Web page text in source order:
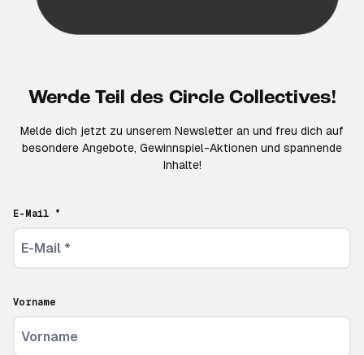
Werde Teil des Circle Collectives!
Melde dich jetzt zu unserem Newsletter an und freu dich auf
besondere Angebote, Gewinnspiel-Aktionen und spannende
Inhalte!
E-Mail *
Vorname